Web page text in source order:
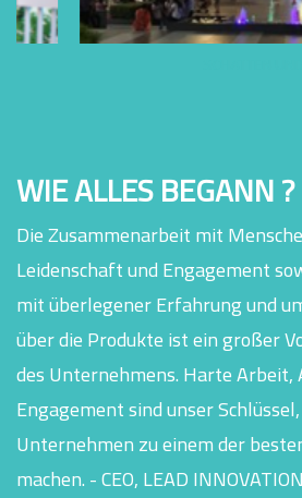
WIE ALLES BEGANN ?
Die Zusammenarbeit mit
Leidenschaft und Engagement
mit überlegener Erfahrung und
über die Produkte ist ein großer
des Unternehmens. Harte Arbeit,
Engagement sind unser
Unternehmen zu einem der
machen. - CEO, LEAD